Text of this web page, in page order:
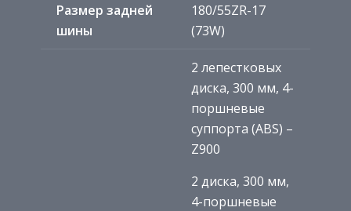
Размер задней
шины
180/55ZR-17
(73W)
2 лепестковых
диска, 300 мм, 4-
поршневые
суппорта (ABS) –
Z900
2 диска, 300 мм,
4-поршневые